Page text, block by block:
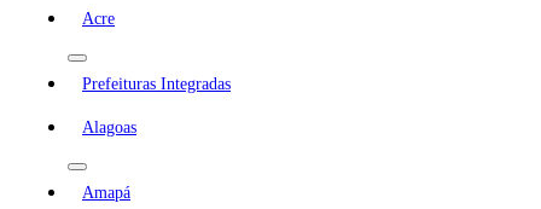
Acre
Prefeituras Integradas
Alagoas
Amapá